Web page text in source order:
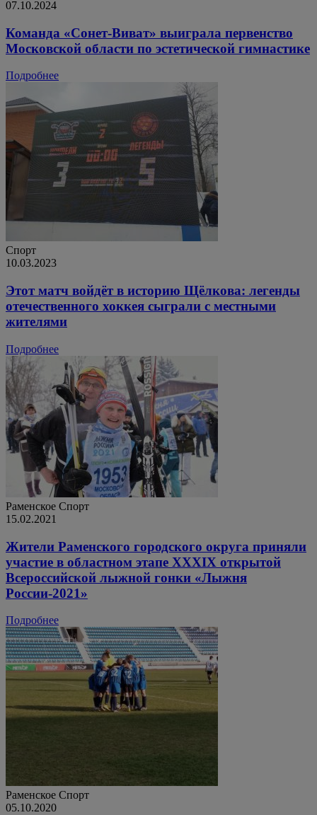
07.10.2024
Команда «Сонет-Виват» выиграла первенство
Московской области по эстетической гимнастике
Подробнее
Спорт
10.03.2023
Этот матч войдёт в историю Щёлкова: легенды
отечественного хоккея сыграли с местными
жителями
Подробнее
Раменское Спорт
15.02.2021
Жители Раменского городского округа приняли
участие в областном этапе XXXIX открытой
Всероссийской лыжной гонки «Лыжня
России-2021»
Подробнее
Раменское Спорт
05.10.2020